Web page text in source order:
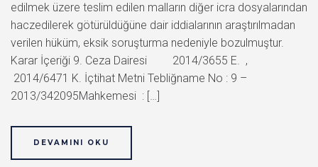
edilmek üzere teslim edilen malların diğer icra dosyalarından
haczedilerek götürüldüğüne dair iddialarının araştırılmadan
verilen hüküm, eksik soruşturma nedeniyle bozulmuştur.
Karar İçeriği 9. Ceza Dairesi 2014/3655 E. ,
2014/6471 K. İçtihat Metni Tebliğname No : 9 –
2013/342095Mahkemesi : […]
DEVAMINI OKU